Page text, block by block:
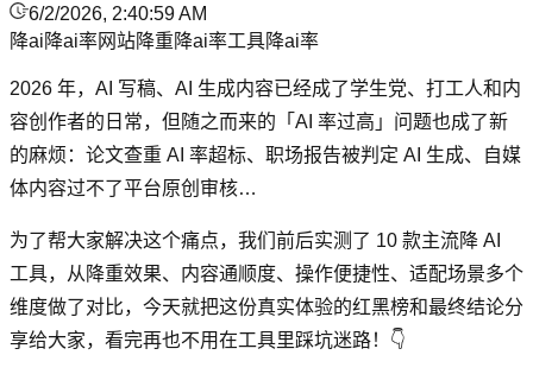
6/2/2026, 2:40:59 AM
降ai 降ai率网站降重降ai率工具降ai率
2026 年，AI 写稿、AI 生成内容已经成了学生党、打工人和内
容创作者的日常，但随之而来的「AI 率过高」问题也成了新
的麻烦：论文查重 AI 率超标、职场报告被判定 AI 生成、自媒
体内容过不了平台原创审核…
为了帮大家解决这个痛点，我们前后实测了 10 款主流降 AI
工具，从降重效果、内容通顺度、操作便捷性、适配场景多个
维度做了对比，今天就把这份真实体验的红黑榜和最终结论分
享给大家，看完再也不用在工具里踩坑迷路！👇